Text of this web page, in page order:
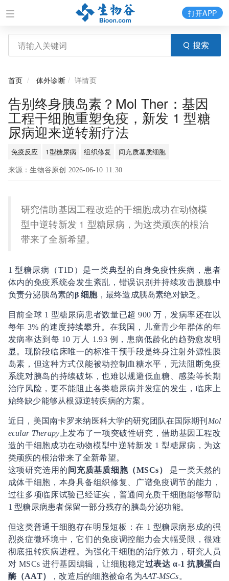
搜索
打开APP
首页 体外诊断 详情页
告别终身胰岛素？Mol Ther：基因
工程干细胞重塑免疫，新发 1 型糖
尿病迎来逆转新疗法
免疫反应 1型糖尿病 组织修复 间充质基质细胞
来源：生物谷原创 2026-06-10 11:30
研究借助基因工程改造的干细胞成功在动物模
型中逆转新发 1 型糖尿病，为这类顽疾的根治
带来了全新希望。
1 型糖尿病（T1D）是一类典型的自身免疫性疾病，患者
体内的免疫系统会发生紊乱，错误识别并持续攻击胰腺中
负责分泌胰岛素的β 细胞，最终造成胰岛素绝对缺乏。
目前全球 1 型糖尿病患者数量已超 900 万，发病率还在以
每年 3% 的速度持续攀升。在我国，儿童青少年群体的年
发病率达到每 10 万人 1.93 例，患病低龄化的趋势愈发明
显。现阶段临床唯一的标准干预手段是终身注射外源性胰
岛素，但这种方式仅能被动控制血糖水平，无法阻断免疫
系统对胰岛的持续破坏，也难以规避低血糖、感染等长期
治疗风险，更不能阻止各类糖尿病并发症的发生，临床上
始终缺少能够从根源逆转疾病的方案。
近日，美国南卡罗来纳医科大学的研究团队在国际期刊 Mol
ecular Therapy 上发布了一项突破性研究，借助基因工程改
造的干细胞成功在动物模型中逆转新发 1 型糖尿病，为这
类顽疾的根治带来了全新希望。
这项研究选用的间充质基质细胞（MSCs）
是一类天然的
成体干细胞，本身具备组织修复、广谱免疫调节的能力，
过往多项临床试验已经证实，普通间充质干细胞能够帮助
1 型糖尿病患者保留一部分残存的胰岛分泌功能。
但这类普通干细胞存在明显短板：在 1 型糖尿病形成的强
烈炎症微环境中，它们的免疫调控能力会大幅受限，很难
彻底扭转疾病进程。为强化干细胞的治疗效力，研究人员
对 MSCs 进行基因编辑，让细胞稳定过表达 α-1 抗胰蛋白
酶（AAT）
，改造后的细胞被命名为AAT-MSCs。